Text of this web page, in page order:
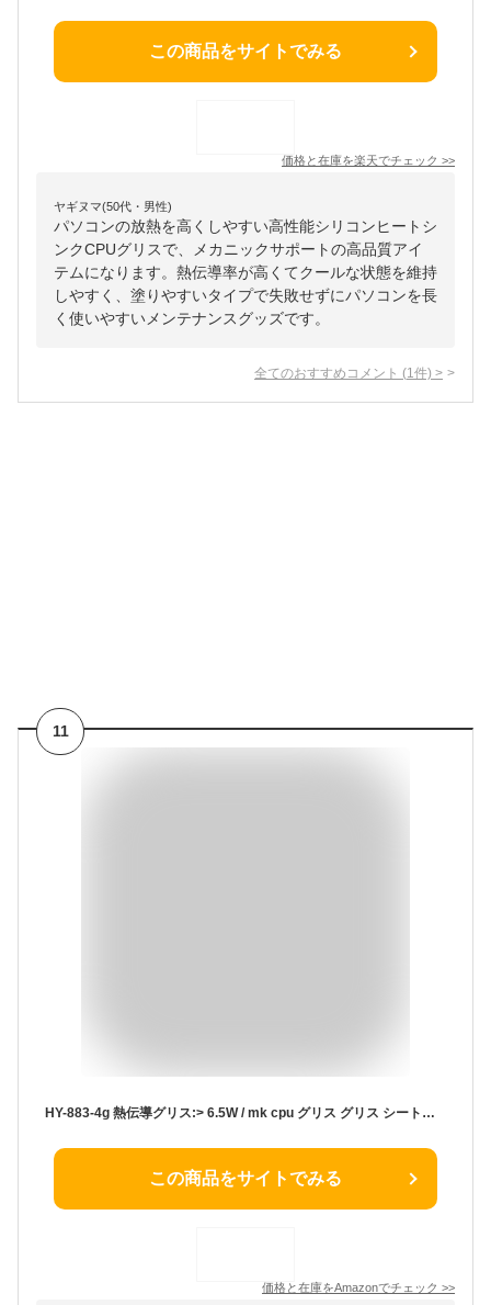
この商品をサイトでみる
価格と在庫を楽天でチェック >>
ヤギヌマ(50代・男性)
パソコンの放熱を高くしやすい高性能シリコンヒートシ
ンクCPUグリスで、メカニックサポートの高品質アイ
テムになります。熱伝導率が高くてクールな状態を維持
しやすく、塗りやすいタイプで失敗せずにパソコンを長
く使いやすいメンテナンスグッズです。
全てのおすすめコメント (1 件) >
11
HY-883-4g 熱伝導グリス:> 6.5W / mk cpu グリス グリス シートシリコングリス シルバーグリス 絶縁 冷却グリス 硅脂 pc gpu ps4 ps3
この商品をサイトでみる
価格と在庫をAmazonでチェック >>